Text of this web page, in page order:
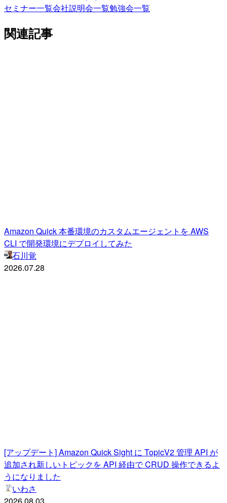
セミナー一覧会社説明会一覧勉強会一覧
関連記事
Amazon Quick 本番環境のカスタムエージェントを AWS
CLI で開発環境にデプロイしてみた
石川覚
2026.07.28
[アップデート] Amazon Quick Sight に TopicV2 管理 API が
追加され新しいトピックを API 経由で CRUD 操作できるよ
うになりました
いわさ
2026.08.03